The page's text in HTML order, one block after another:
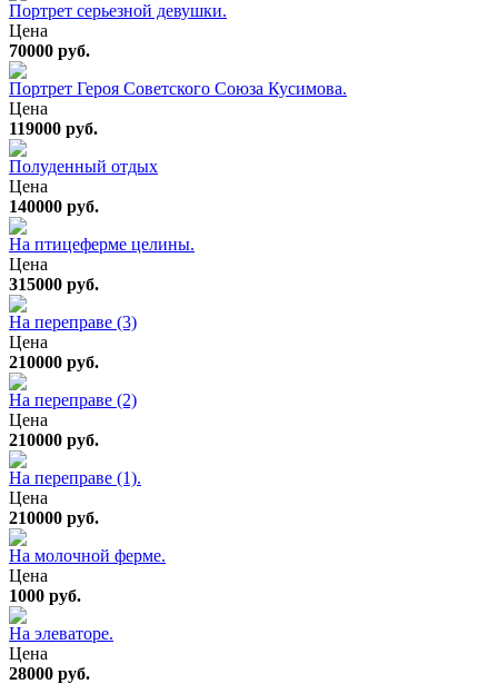
Портрет серьезной девушки.
Цена
70000 руб.
Портрет Героя Советского Союза Кусимова.
Цена
119000 руб.
Полуденный отдых
Цена
140000 руб.
На птицеферме целины.
Цена
315000 руб.
На переправе (3)
Цена
210000 руб.
На переправе (2)
Цена
210000 руб.
На переправе (1).
Цена
210000 руб.
На молочной ферме.
Цена
1000 руб.
На элеваторе.
Цена
28000 руб.